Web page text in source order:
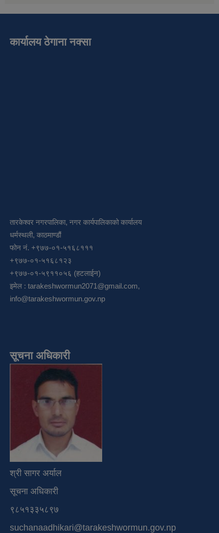
कार्यालय ठेगाना नक्सा
तारकेश्वर नगरपालिका, नगर कार्यपालिकाको कार्यालय
धर्मस्थली, काठमाण्डौं
फोन नं. +९७७-०१-५१६८१११
+९७७-०१-५१६८१२३
+९७७-०१-५९११०५६ (हटलाईन)
इमेल : tarakeshwormun2071@gmail.com,
info@tarakeshwormun.gov.np
सूचना अधिकारी
श्री सागर अर्याल
सूचना अधिकारी
९८५१३३५८९७
suchanaadhikari@tarakeshwormun.gov.np